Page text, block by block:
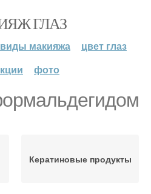
ГЛАЗ
виды макияжа
цвет глаз
фото
Кератиновые продукты